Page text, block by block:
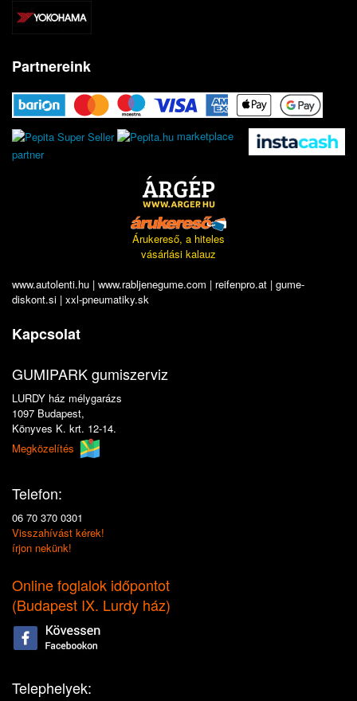
Partnereink
marketplace
partner
Árukereső, a hiteles
vásárlási kalauz
www.autolenti.hu | www.rabljenegume.com | reifenpro.at | gume-
diskont.si | xxl-pneumatiky.sk
Kapcsolat
GUMIPARK gumiszerviz
LURDY ház mélygarázs
1097 Budapest,
Könyves K. krt. 12-14.
Megközelítés
Telefon:
06 70 370 0301
Visszahívást kérek!
írjon nekünk!
Online foglalok időpontot
(Budapest IX. Lurdy ház)
Telephelyek: